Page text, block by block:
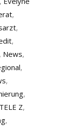
,
,
,
, News,
,
,
,
TELE Z,
,